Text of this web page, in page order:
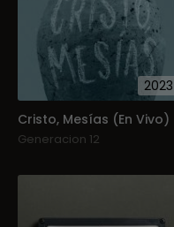
2023
Cristo, Mesías (En Vivo)
Generacion 12